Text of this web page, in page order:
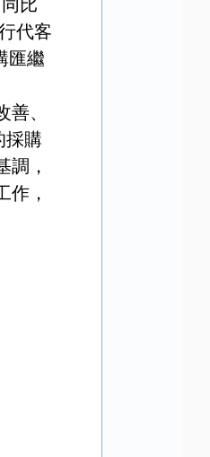
比
代客
匯繼
、
採購
調，
作，